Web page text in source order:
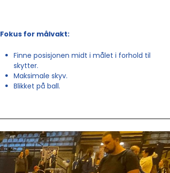
Fokus for målvakt:
Finne posisjonen midt i målet i forhold til
skytter.
Maksimale skyv.
Blikket på ball.